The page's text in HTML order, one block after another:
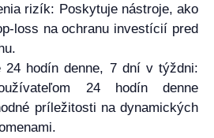
rizík: Poskytuje nástroje, ako
loss na ochranu investícií pred
24 hodín denne, 7 dní v týždni:
24 hodín denne
príležitosti na dynamických